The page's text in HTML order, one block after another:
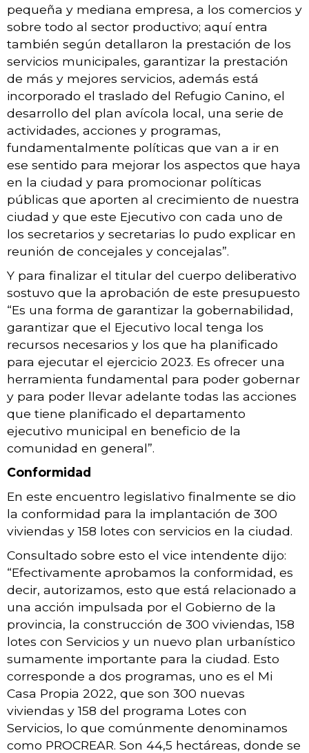
pequeña y mediana empresa, a los comercios y
sobre todo al sector productivo; aquí entra
también según detallaron la prestación de los
servicios municipales, garantizar la prestación
de más y mejores servicios, además está
incorporado el traslado del Refugio Canino, el
desarrollo del plan avícola local, una serie de
actividades, acciones y programas,
fundamentalmente políticas que van a ir en
ese sentido para mejorar los aspectos que haya
en la ciudad y para promocionar políticas
públicas que aporten al crecimiento de nuestra
ciudad y que este Ejecutivo con cada uno de
los secretarios y secretarias lo pudo explicar en
reunión de concejales y concejalas”.
Y para finalizar el titular del cuerpo deliberativo
sostuvo que la aprobación de este presupuesto
“Es una forma de garantizar la gobernabilidad,
garantizar que el Ejecutivo local tenga los
recursos necesarios y los que ha planificado
para ejecutar el ejercicio 2023. Es ofrecer una
herramienta fundamental para poder gobernar
y para poder llevar adelante todas las acciones
que tiene planificado el departamento
ejecutivo municipal en beneficio de la
comunidad en general”.
Conformidad
En este encuentro legislativo finalmente se dio
la conformidad para la implantación de 300
viviendas y 158 lotes con servicios en la ciudad.
Consultado sobre esto el vice intendente dijo:
“Efectivamente aprobamos la conformidad, es
decir, autorizamos, esto que está relacionado a
una acción impulsada por el Gobierno de la
provincia, la construcción de 300 viviendas, 158
lotes con Servicios y un nuevo plan urbanístico
sumamente importante para la ciudad. Esto
corresponde a dos programas, uno es el Mi
Casa Propia 2022, que son 300 nuevas
viviendas y 158 del programa Lotes con
Servicios, lo que comúnmente denominamos
como PROCREAR. Son 44,5 hectáreas, donde se